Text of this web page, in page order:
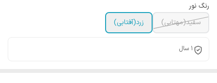
رنگ نور
سفید(مهتابی)
زرد(آفتابی)
1 سال